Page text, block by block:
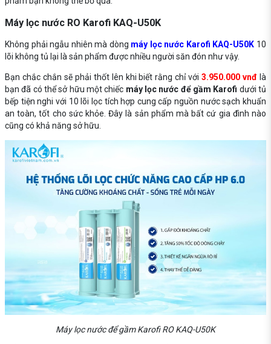
Máy lọc nước RO Karofi KAQ-U50K
Không phải ngẫu nhiên mà dòng máy lọc nước Karofi KAQ-U50K 10
lõi không tủ lại là sản phẩm được nhiều người săn đón như vậy.
Bạn chắc chắn sẽ phải thốt lên khi biết rằng chỉ với3.950.000 vnđ là
bạn đã có thể sở hữu một chiếc máy lọc nước để gầm Karofi dưới tủ
bếp tiện nghi với 10 lõi lọc tích hợp cung cấp nguồn nước sạch khuẩn
an toàn, tốt cho sức khỏe. Đây là sản phẩm mà bất cứ gia đình nào
cũng có khả năng sở hữu.
Máy lọc nước để gầm Karofi RO KAQ-U50K